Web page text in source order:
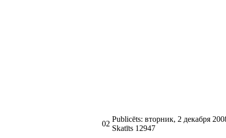
02
Publicēts: вторник, 2 декабря
Skatīts 12947